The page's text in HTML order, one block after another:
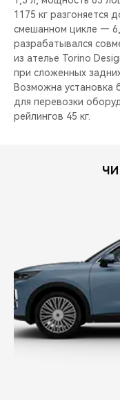
1175 кг разгоняется
смешанном цикле —
разрабатывался
из ателье Torino
при сложенных
Возможна установка
для перевозки
рейлингов 45 кг.